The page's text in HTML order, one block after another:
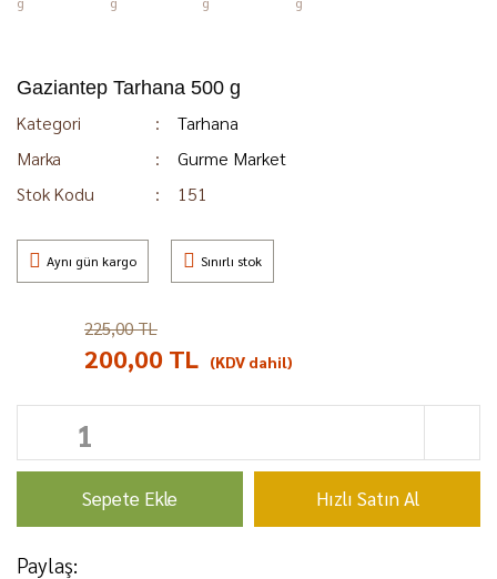
Gaziantep Tarhana 500 g
Kategori
Tarhana
Marka
Gurme Market
Stok Kodu
151
Aynı gün kargo Sınırlı stok
225,00 TL
200,00 TL (KDV dahil)
Sepete Ekle Hızlı Satın Al
Paylaş: